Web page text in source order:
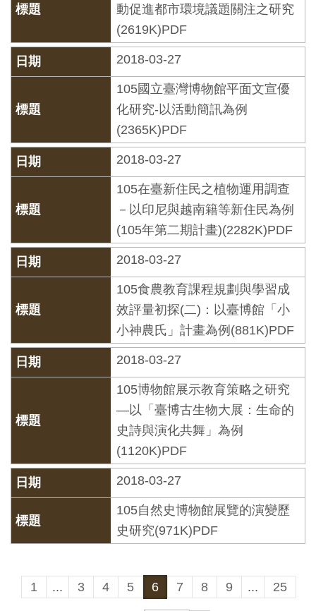
民
務
府
開
資
私
權
與
資
訊
安
全
告
料
開
放
宣
著
動促進都市環境議題關注之研究
(2619K)PDF
2018-03-27
105國立臺灣博物館平面文宣優
化研究-以活動簡訊為例
(2365K)PDF
2018-03-27
105在臺新住民之植物運用調查
－以印尼與越南籍等新住民為例
(105年第二期計畫)(2282K)PDF
2018-03-27
105食農教育課程規劃與學習成
效評量初探(二)：以臺博館「小
小神農氏」計畫為例(881K)PDF
2018-03-27
105博物館展示教育策略之研究
—以「臺博古生物大展：生命的
史詩與演化共舞」為例
(1120K)PDF
2018-03-27
105自然史博物館展覽的演變歷
史研究(971K)PDF
1 ... 3 4 5 6 7 8 9 ... 25